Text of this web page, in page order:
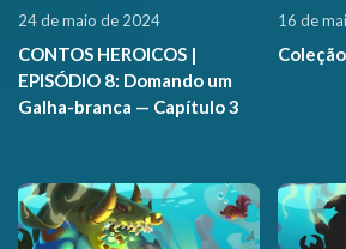
24 de maio de 2024
CONTOS HEROICOS |
EPISÓDIO 8: Domando um
Galha-branca — Capítulo 3
16 de